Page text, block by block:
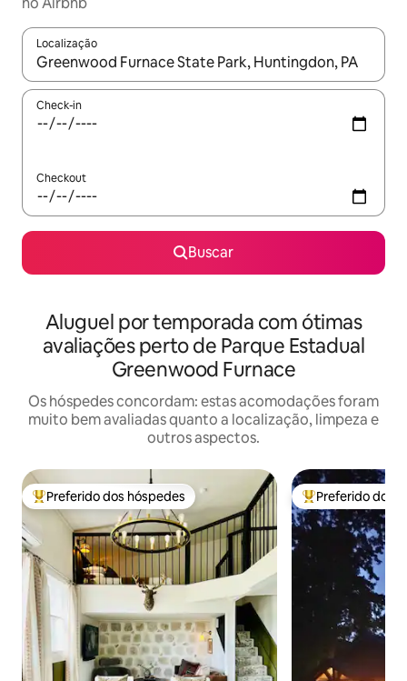
Localização
Quando os resultados estiverem disponíveis, explore-os
Check-in
Checkout
Buscar
Aluguel por temporada com ótimas
avaliações perto de Parque Estadual
Greenwood Furnace
Os hóspedes concordam: estas acomodações foram
muito bem avaliadas quanto a localização, limpeza e
outros aspectos.
Entre os melhores preferidos dos hóspedes
Preferido dos hóspedes Entre os
Preferido dos